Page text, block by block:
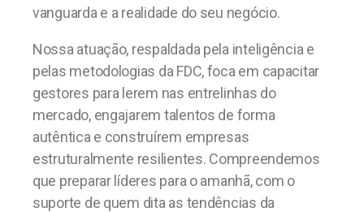
vanguarda e a realidade do seu negócio.
Nossa atuação, respaldada pela inteligência e
pelas metodologias da FDC, foca em capacitar
gestores para lerem nas entrelinhas do
mercado, engajarem talentos de forma
autêntica e construírem empresas
estruturalmente resilientes. Compreendemos
que preparar líderes para o amanhã, com o
suporte de quem dita as tendências da